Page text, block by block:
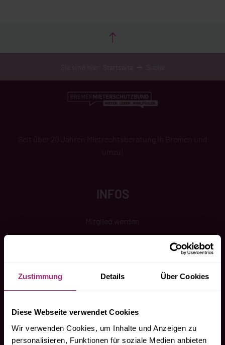
Zustimmung Details Über Cookies
Diese Webseite verwendet Cookies
Wir verwenden Cookies, um Inhalte und Anzeigen zu
personalisieren, Funktionen für soziale Medien anbieten
Startseite
Seit über 20 Jahren Mietrechtsberatung in Bremen und
umzu!
INFOS
Mitglied werden
MIETER*INNEN
Suchen und Finden